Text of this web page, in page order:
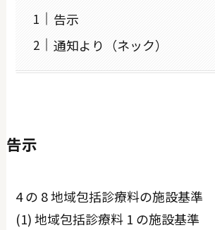
告示
通知より（ネック）
告示
4 の 8 地域包括診療料の施設基準
(1) 地域包括診療料 1 の施設基準